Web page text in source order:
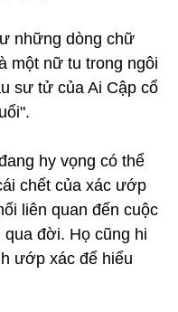
những dòng chữ
một nữ tu trong ngôi
sư tử của Ai Cập cổ
hy vọng có thể
chết của xác ướp
liên quan đến cuộc
đời. Họ cũng hi
ướp xác để hiểu